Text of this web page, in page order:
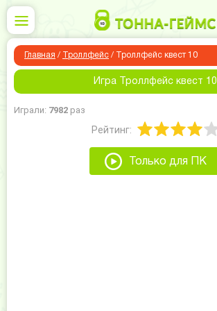
Главная / Троллфейс / Троллфейс квест 10
Игра Троллфейс квест 10
Играли: 7982 раз
Рейтинг:
Только для ПК